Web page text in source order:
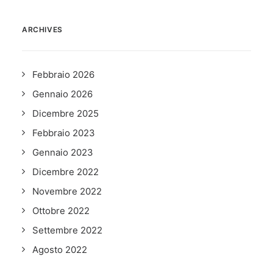
ARCHIVES
Febbraio 2026
Gennaio 2026
Dicembre 2025
Febbraio 2023
Gennaio 2023
Dicembre 2022
Novembre 2022
Ottobre 2022
Settembre 2022
Agosto 2022